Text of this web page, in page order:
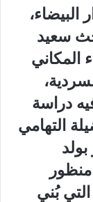
سعيد
المكاني
دراسة
التهامي
بُني